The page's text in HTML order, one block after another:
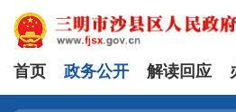
首页 政务公开 解读回应